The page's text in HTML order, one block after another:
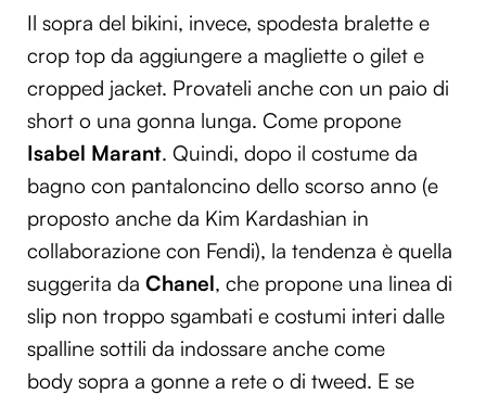
Il sopra del bikini, invece, spodesta bralette e
crop top da aggiungere a magliette o gilet e
cropped jacket. Provateli anche con un paio di
short o una gonna lunga. Come propone
Isabel Marant. Quindi, dopo il costume da
bagno con pantaloncino dello scorso anno (e
proposto anche da Kim Kardashian in
collaborazione con Fendi), la tendenza è quella
suggerita da Chanel, che propone una linea di
slip non troppo sgambati e costumi interi dalle
spalline sottili da indossare anche come
body sopra a gonne a rete o di tweed. E se